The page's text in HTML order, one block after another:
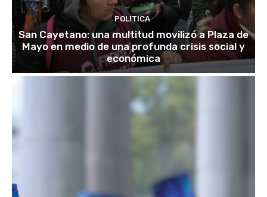
POLITICA
San Cayetano: una multitud movilizó a Plaza de
Mayo en medio de una profunda crisis social y
económica